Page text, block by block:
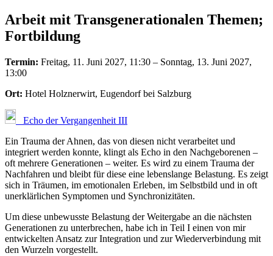
Arbeit mit Transgenerationalen Themen;
Fortbildung
Termin: Freitag, 11. Juni 2027, 11:30 – Sonntag, 13. Juni 2027,
13:00
Ort: Hotel Holznerwirt, Eugendorf bei Salzburg
Echo der Vergangenheit III
Ein Trauma der Ahnen, das von diesen nicht verarbeitet und
integriert werden konnte, klingt als Echo in den Nachgeborenen –
oft mehrere Generationen – weiter. Es wird zu einem Trauma der
Nachfahren und bleibt für diese eine lebenslange Belastung. Es zeigt
sich in Träumen, im emotionalen Erleben, im Selbstbild und in oft
unerklärlichen Symptomen und Synchronizitäten.
Um diese unbewusste Belastung der Weitergabe an die nächsten
Generationen zu unterbrechen, habe ich in Teil I einen von mir
entwickelten Ansatz zur Integration und zur Wiederverbindung mit
den Wurzeln vorgestellt.